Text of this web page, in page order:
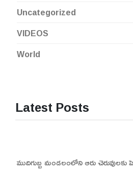
Uncategorized
VIDEOS
World
Latest Posts
ముదిగుబ్బ మండలంలోని ఆరు చెరువులకు